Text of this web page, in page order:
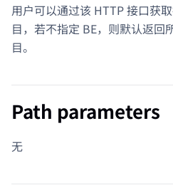
用户可以通过该 HTTP 接口获
目，若不指定 BE，则默认返回
目。
Path parameters
无